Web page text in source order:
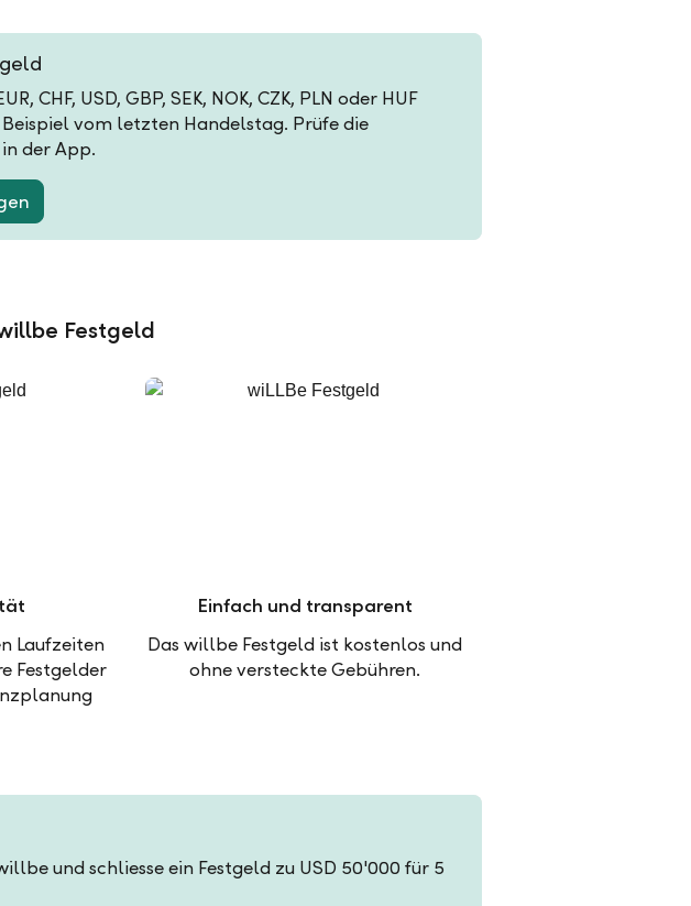
CHF, USD, GBP, SEK, NOK, CZK, PLN oder HUF
Beispiel vom letzten Handelstag. Prüfe die
der App.
Festgeld
Laufzeiten
Festgelder
Einfach und transparent
Das willbe Festgeld ist kostenlos und
ohne versteckte Gebühren.
und schliesse ein Festgeld zu USD 50'000 für 5